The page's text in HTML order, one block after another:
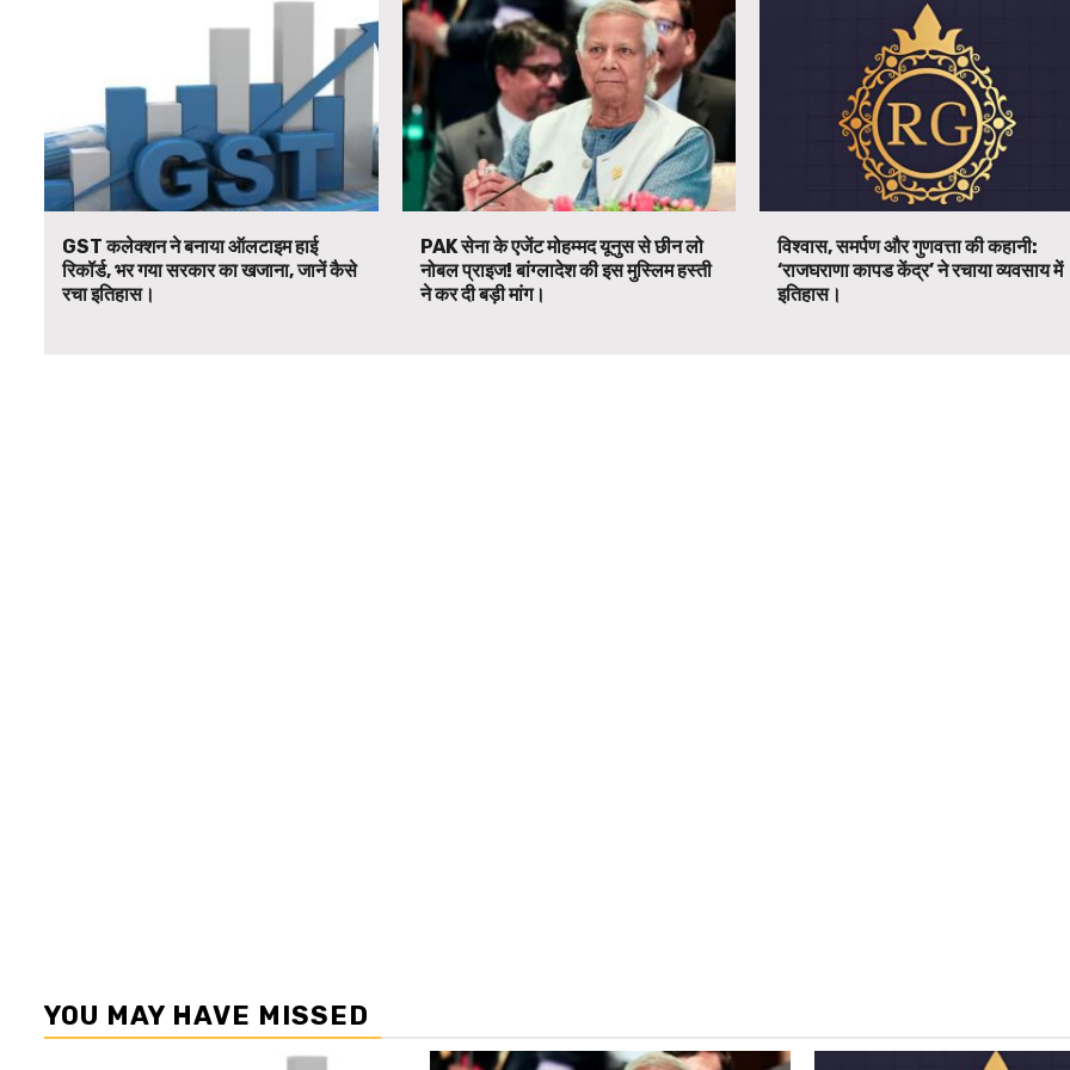
GST कलेक्शन ने बनाया ऑलटाइम हाई
रिकॉर्ड, भर गया सरकार का खजाना, जानें कैसे
रचा इतिहास।
PAK सेना के एजेंट मोहम्मद यूनुस से छीन लो
नोबल प्राइज! बांग्लादेश की इस मुस्लिम हस्ती
ने कर दी बड़ी मांग।
विश्वास, समर्पण और गुणवत्ता की कहानी:
‘राजघराणा कापड केंद्र’ ने रचाया व्यवसाय में
इतिहास।
YOU MAY HAVE MISSED